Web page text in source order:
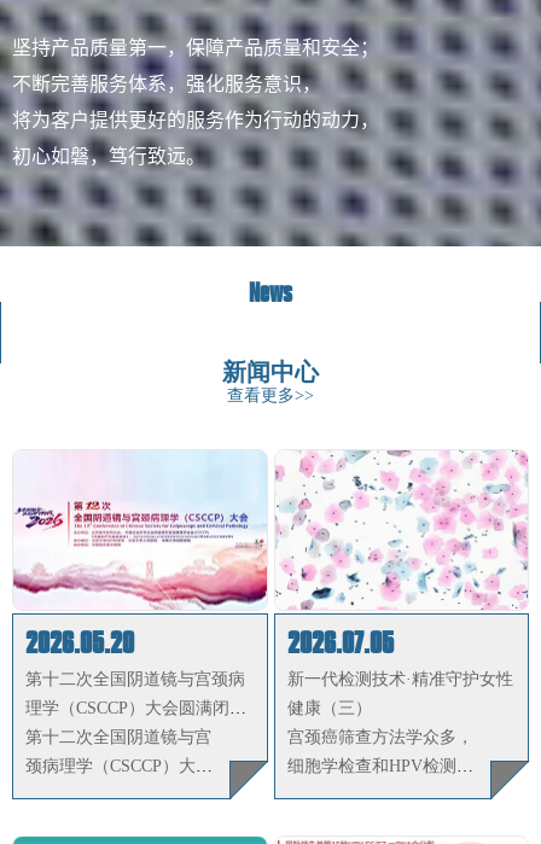
坚持产品质量第一，保障产品质量和安全；
不断完善服务体系，强化服务意识，
将为客户提供更好的服务作为行动的动力，
初心如磐，笃行致远。
News
新闻中心
查看更多>>
2026.05.20
第十二次全国阴道镜与宫颈病
理学（CSCCP）大会圆满闭
幕，联合医学HPV E6/E7
mRNA 基因分型检测广受好评
第十二次全国阴道镜与宫
颈病理学（CSCCP）大会
近日于湖南长沙北辰国际
2026.07.05
新一代检测技术·精准守护女性
健康（三）
宫颈癌筛查方法学众多，
细胞学检查和HPV检测是
目前各国推荐的两类筛查